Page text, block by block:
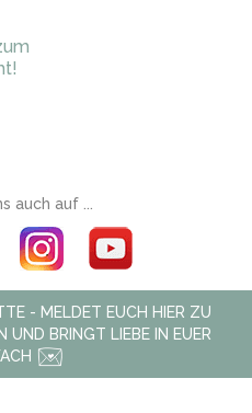
auch auf ...
- MELDET EUCH HIER ZU
UND BRINGT LIEBE IN EUER